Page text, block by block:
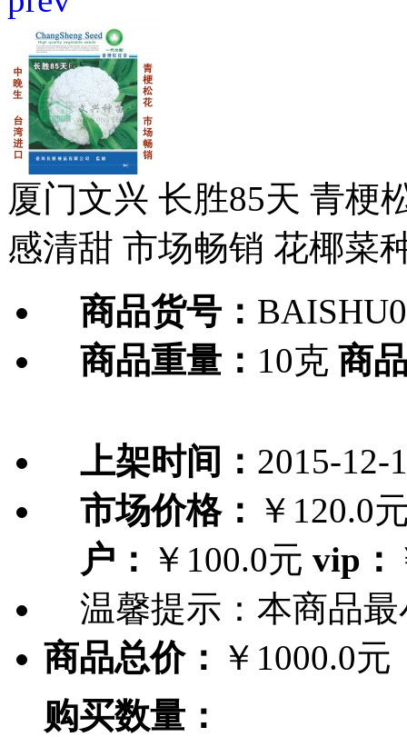
厦门文兴 长胜85天 青梗
感清甜 市场畅销 花椰菜
商品货号：
商品重量： 10克 商
上架时间： 2015-12-
市场价格： ￥120.0
户： ￥100.0元 vip：
温馨提示： 本商品
商品总价： ￥1000.0元
购买数量：